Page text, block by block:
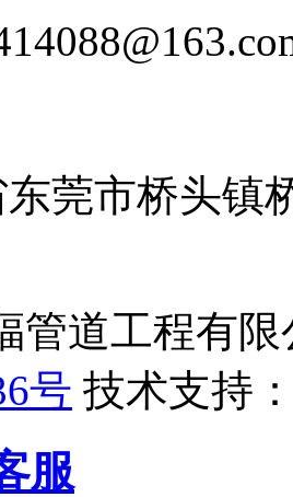
莞市桥头镇
管道工程有
号 技术支持
服